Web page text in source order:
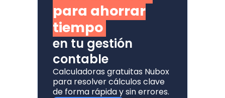
para ahorrar
tiempo
en tu gestión
contable
Calculadoras gratuitas Nubox
para resolver cálculos clave
de forma rápida y sin errores.